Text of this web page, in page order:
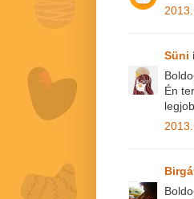
Süni
Én